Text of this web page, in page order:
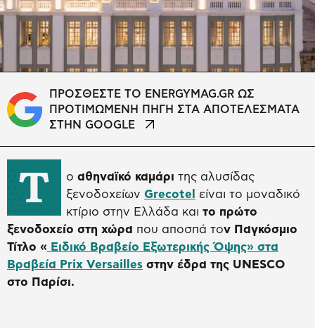
ΠΡΟΣΘΕΣΤΕ ΤΟ ENERGYMAG.GR ΩΣ
ΠΡΟΤΙΜΩΜΕΝΗ ΠΗΓΗ ΣΤΑ ΑΠΟΤΕΛΕΣΜΑΤΑ
ΣΤΗΝ GOOGLE
Τ ο αθηναϊκό καμάρι της αλυσίδας
ξενοδοχείων Grecotel
είναι το μοναδικό
κτίριο στην Ελλάδα και το πρώτο
ξενοδοχείο στη χώρα που αποσπά τον Παγκόσμιο
Τίτλο « Ειδικό Βραβείο Εξωτερικής Όψης» στα
Βραβεία Prix Versailles στην έδρα της UNESCO
στο Παρίσι.